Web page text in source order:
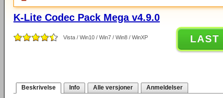
K-Lite Codec Pack Mega v4.9.0
Vista / Win10 / Win7 / Win8 / WinXP LAST
Beskrivelse Info Alle versjoner Anmeldelser